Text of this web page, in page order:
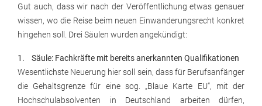
Gut auch, dass wir nach der Veröffentlichung etwas genauer
wissen, wo die Reise beim neuen Einwanderungsrecht konkret
hingehen soll. Drei Säulen wurden angekündigt:
1. Säule: Fachkräfte mit bereits anerkannten Qualifikationen
Wesentlichste Neuerung hier soll sein, dass für Berufsanfänger
die Gehaltsgrenze für eine sog. „Blaue Karte EU“, mit der
Hochschulabsolventen in Deutschland arbeiten dürfen,